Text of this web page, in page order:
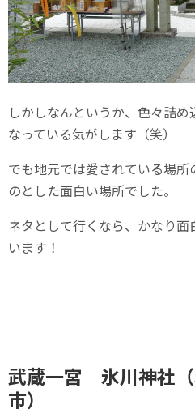
しかしなんというか、色々詰
なっている気がします（笑）
でも地元では愛されている場
のとした面白い場所でした。
ネタとして行くなら、かなり
います！
武蔵一宮 氷川神社
市）